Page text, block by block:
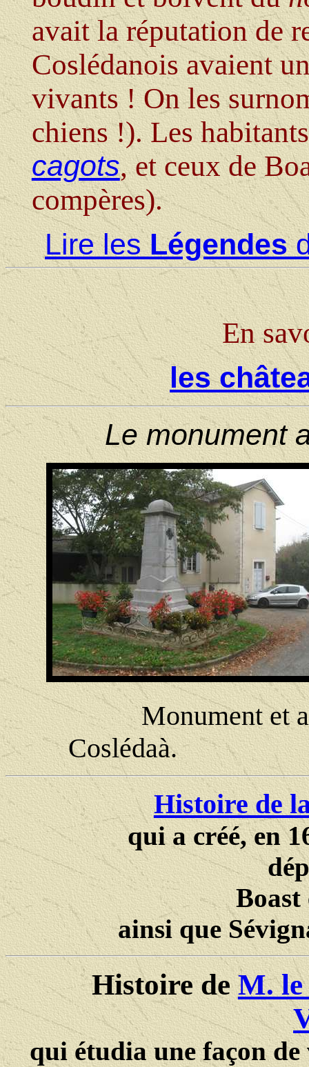
avait la réputation de
Coslédanois avaient
vivants ! On les
chiens !). Les
cagots, et ceux de
compères).
Lire lesLégendes
En
les
Le monument
Monument et
Coslédaà.
Histoire de
qui a créé, en
Boast
ainsi que
Histoire deM. le
qui étudia une façon